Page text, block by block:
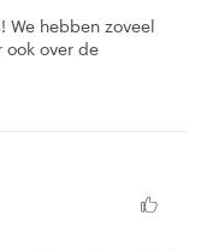
We hebben zoveel
ook over de